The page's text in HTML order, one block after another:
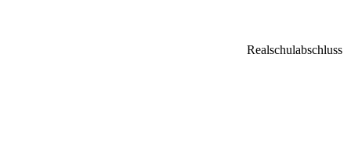
Realschulabschluss